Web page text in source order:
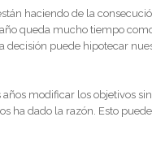
haciendo de la
queda mucho tiempo
decisión puede hipotecar
modificar los objetivos
ha dado la razón. Esto